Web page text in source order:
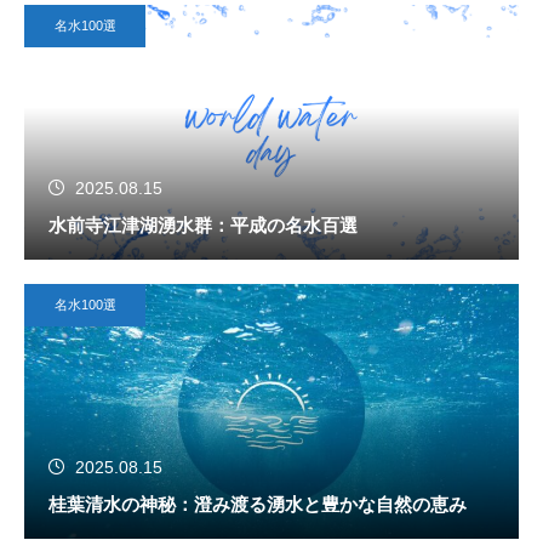
名水100選
2025.08.15
水前寺江津湖湧水群：平成の名水百選
名水100選
2025.08.15
桂葉清水の神秘：澄み渡る湧水と豊かな自然の恵み